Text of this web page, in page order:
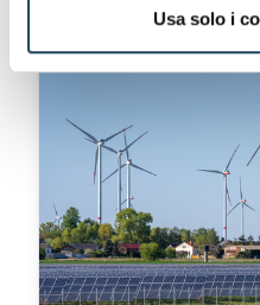
Usa solo i
scegliere Build Lenders.